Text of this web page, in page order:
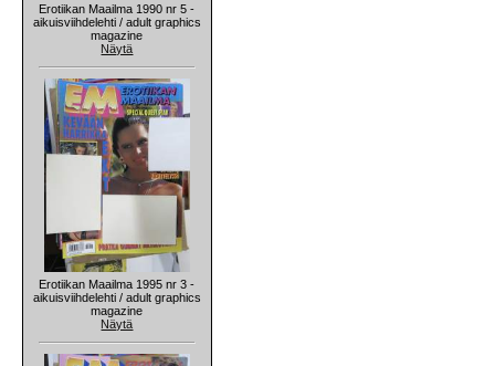
Erotiikan Maailma 1990 nr 5 -
aikuisviihdelehti / adult graphics
magazine
Näytä
Erotiikan Maailma 1995 nr 3 -
aikuisviihdelehti / adult graphics
magazine
Näytä